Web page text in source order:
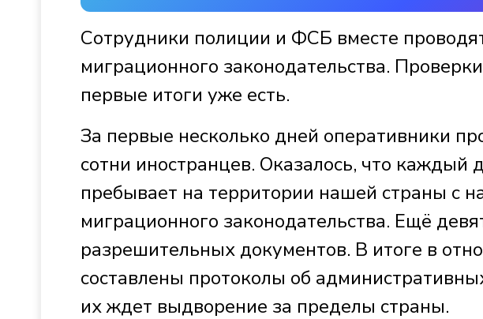
Сотрудники полиции и ФСБ вместе
миграционного законодательства.
первые итоги уже есть.
За первые несколько дней оперативники
сотни иностранцев. Оказалось, что каждый
пребывает на территории нашей страны с
миграционного законодательства. Ещё
разрешительных документов. В итоге в
составлены протоколы об
их ждет выдворение за пределы страны.